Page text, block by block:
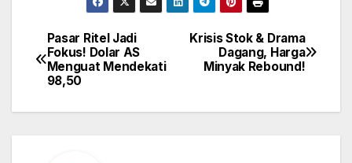
Post
navigation
Krisis Stok & Drama
Dagang, Harga
Minyak Rebound!
Pasar Ritel Jadi
Fokus! Dolar AS
Menguat Mendekati
98,50